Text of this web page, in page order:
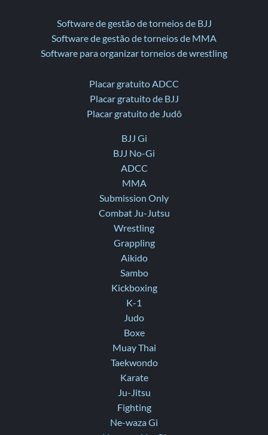
Software de gestão de torneios de BJJ
Software de gestão de torneios de MMA
Software para organizar torneios de wrestling
Placar gratuito ADCC
Placar gratuito de BJJ
Placar gratuito de Judô
BJJ Gi
BJJ No-Gi
ADCC
MMA
Submission Only
Combat Ju-Jutsu
Wrestling
Grappling
Aikido
Sambo
Kickboxing
K-1
Judo
Boxe
Muay Thai
Taekwondo
Karate
Ju-Jitsu
Fighting
Ne-waza Gi